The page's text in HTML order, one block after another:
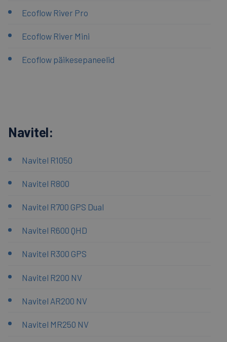
Ecoflow River Pro
Ecoflow River Mini
Ecoflow päikesepaneelid
Navitel:
Navitel R1050
Navitel R800
Navitel R700 GPS Dual
Navitel R600 QHD
Navitel R300 GPS
Navitel R200 NV
Navitel AR200 NV
Navitel MR250 NV